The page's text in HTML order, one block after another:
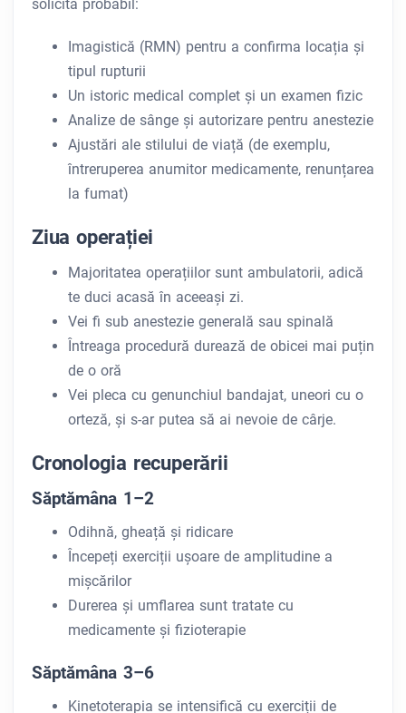
solicita probabil:
Imagistică (RMN) pentru a confirma locația și
tipul rupturii
Un istoric medical complet și un examen fizic
Analize de sânge și autorizare pentru anestezie
Ajustări ale stilului de viață (de exemplu,
întreruperea anumitor medicamente, renunțarea
la fumat)
Ziua operației
Majoritatea operațiilor sunt ambulatorii, adică
te duci acasă în aceeași zi.
Vei fi sub anestezie generală sau spinală
Întreaga procedură durează de obicei mai puțin
de o oră
Vei pleca cu genunchiul bandajat, uneori cu o
orteză, și s-ar putea să ai nevoie de cârje.
Cronologia recuperării
Săptămâna 1–2
Odihnă, gheață și ridicare
Începeți exerciții ușoare de amplitudine a
mișcărilor
Durerea și umflarea sunt tratate cu
medicamente și fizioterapie
Săptămâna 3–6
Kinetoterapia se intensifică cu exerciții de